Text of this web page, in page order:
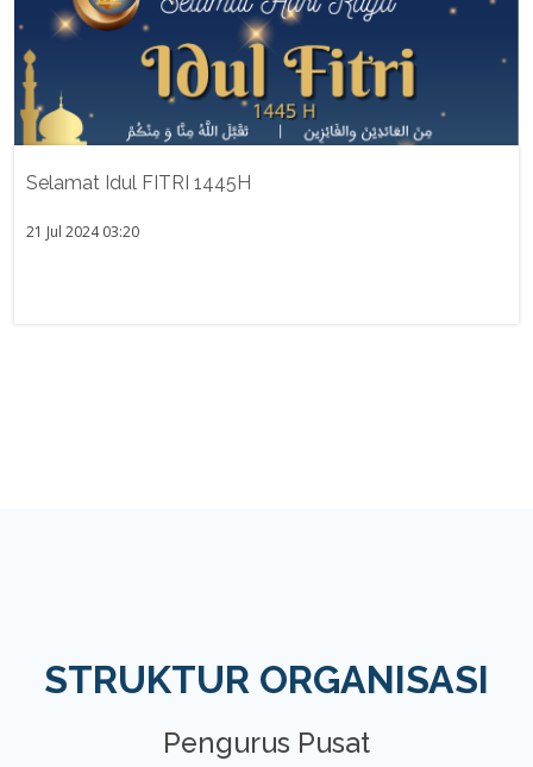
Selamat Idul FITRI 1445H
21 Jul 2024 03:20
STRUKTUR ORGANISASI
Pengurus Pusat